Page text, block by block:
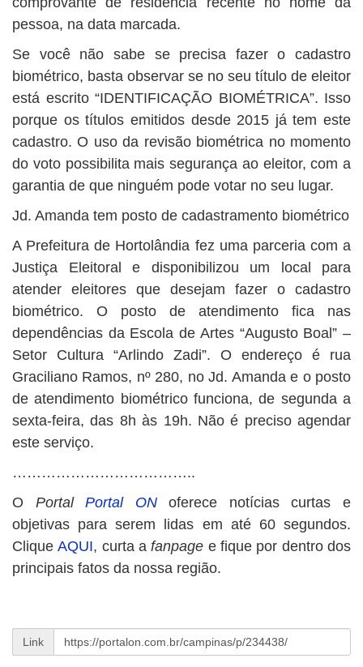
pessoa, na data marcada.
Se você não sabe se precisa fazer o cadastro
biométrico, basta observar se no seu título de eleitor
está escrito “IDENTIFICAÇÃO BIOMÉTRICA”. Isso
porque os títulos emitidos desde 2015 já tem este
cadastro. O uso da revisão biométrica no momento
do voto possibilita mais segurança ao eleitor, com a
garantia de que ninguém pode votar no seu lugar.
Jd. Amanda tem posto de cadastramento biométrico
A Prefeitura de Hortolândia fez uma parceria com a
Justiça Eleitoral e disponibilizou um local para
atender eleitores que desejam fazer o cadastro
biométrico. O posto de atendimento fica nas
dependências da Escola de Artes “Augusto Boal” –
Setor Cultura “Arlindo Zadi”. O endereço é rua
Graciliano Ramos, nº 280, no Jd. Amanda e o posto
de atendimento biométrico funciona, de segunda a
sexta-feira, das 8h às 19h. Não é preciso agendar
este serviço.
………………………………..
O PortalPortal ONoferece notícias curtas e
objetivas para serem lidas em até 60 segundos.
CliqueAQUI, curta afanpage e fique por dentro dos
principais fatos da nossa região.
Link